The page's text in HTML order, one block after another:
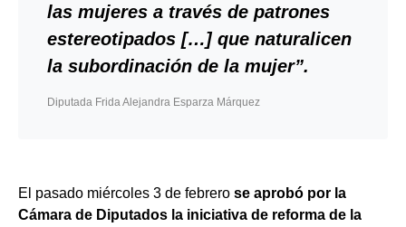
las mujeres a través de patrones
estereotipados […] que naturalicen
la subordinación de la mujer”.
Diputada Frida Alejandra Esparza Márquez
El pasado miércoles 3 de febrero se aprobó por la
Cámara de Diputados la iniciativa de reforma de la